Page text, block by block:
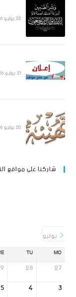
22 يوليو 2026
21 يوليو 2026
20 يوليو 2026
شاركنا على مواقع
يوليو
MO
TU
27
28
3
4
5